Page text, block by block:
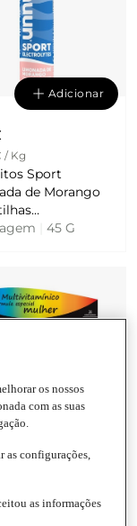
Adicionar
/ Kg
Sport
de Morango
Efervescentes Nuun
45 G
Mulher Planta Natur
os nossos
com as suas
as configurações,
as informações